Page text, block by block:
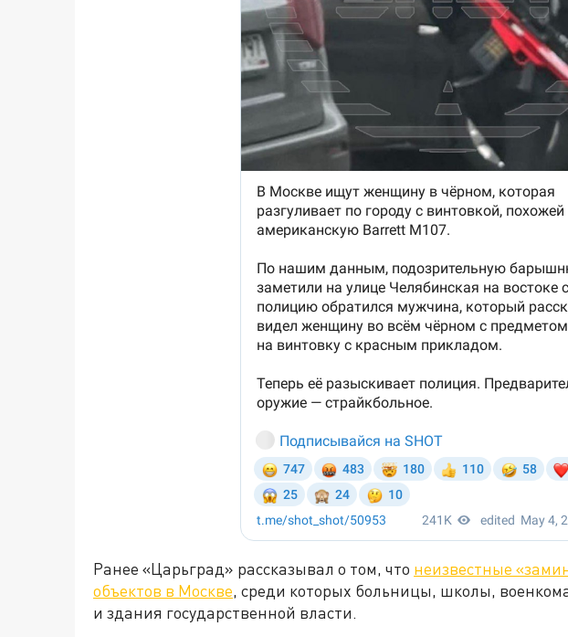
Ранее «Царьград» рассказывал о том, что неизвестные
объектов в Москве, среди которых больницы, школы,
и здания государственной власти.